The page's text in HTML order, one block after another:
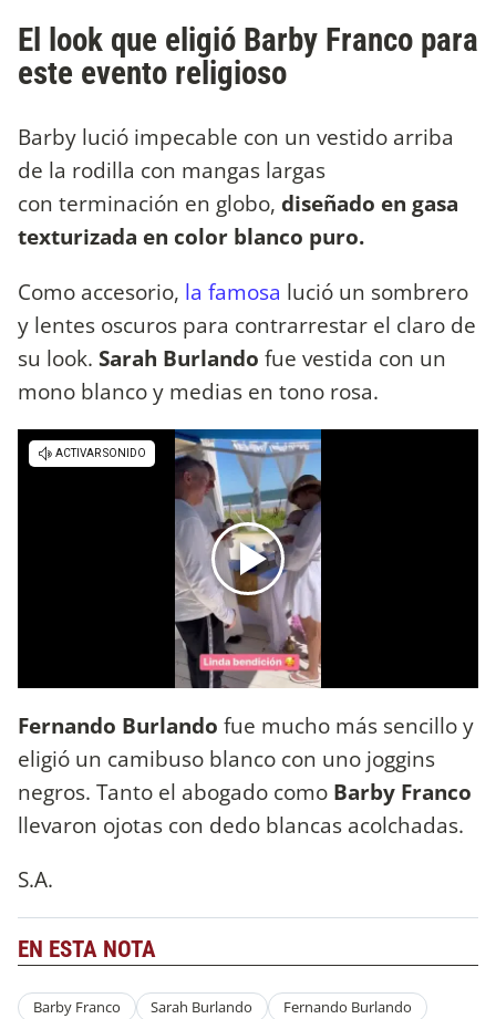
El look que eligió Barby Franco para
este evento religioso
Barby lució impecable con un vestido arriba
de la rodilla con mangas largas
con terminación en globo, diseñado en gasa
texturizada en color blanco puro.
Como accesorio, la famosa lució un sombrero
y lentes oscuros para contrarrestar el claro de
su look. Sarah Burlando fue vestida con un
mono blanco y medias en tono rosa.
Fernando Burlando fue mucho más sencillo y
eligió un camibuso blanco con uno joggins
negros. Tanto el abogado como Barby Franco
llevaron ojotas con dedo blancas acolchadas.
S.A.
EN ESTA NOTA
Barby Franco Sarah Burlando Fernando Burlando